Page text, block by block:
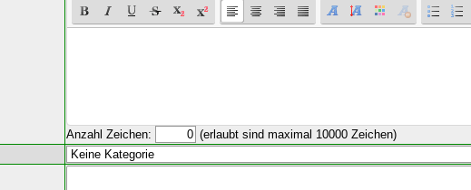
Anzahl Zeichen: (erlaubt sind maximal 10000 Zeichen)